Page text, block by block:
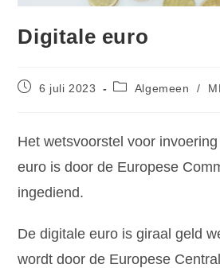
Digitale euro
6 juli 2023 Algemeen /
Het wetsvoorstel voor
euro is door de Europese
ingediend.
De digitale euro is giraal geld
wordt door de Europese